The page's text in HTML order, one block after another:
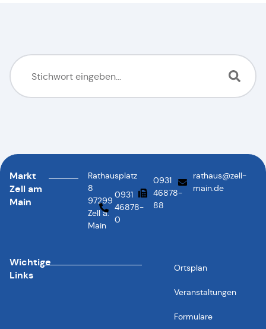
Markt
Zell am
Main
Rathausplatz
8
97299
Zell a.
Main
0931
46878-
0
0931
46878-
88
rathaus@zell-
main.de
Wichtige
Links
Ortsplan
Veranstaltungen
Formulare